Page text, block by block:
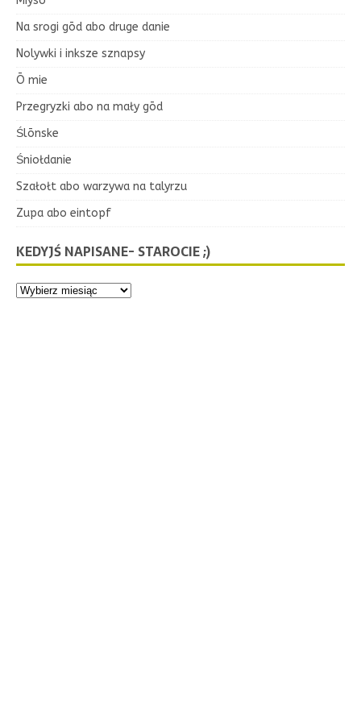
Na srogi gōd abo druge danie
Nolywki i inksze sznapsy
Ō mie
Przegryzki abo na mały gōd
Ślōnske
Śniołdanie
Szałołt abo warzywa na talyrzu
Zupa abo eintopf
KEDYJŚ NAPISANE- STAROCIE ;)